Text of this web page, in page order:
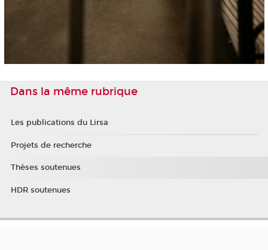
Dans la même rubrique
Les publications du Lirsa
Projets de recherche
Thèses soutenues
HDR soutenues